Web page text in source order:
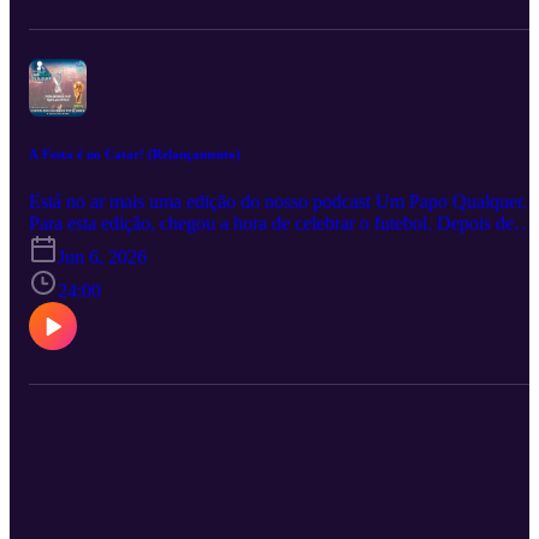
– mp3@128 kbps; publicado originalmente em 04/12/2022 e
republicado em 06/06/2026 Participação: Ricardo Marques, Michel
Vieira e Luiz Felipe Pereira Edição e Pós-Produção: Ricardo
A Festa é no Catar! (Relançamento)
Está no ar mais uma edição do nosso podcast Um Papo Qualquer.
Para esta edição, chegou a hora de celebrar o futebol. Depois de
mais de 4 anos de espera está na hora de começar a Copa do
FIFA de 2022. E a festa é no Catar, um pequeno país do Oriente
Médio, com muito dinheiro para organizar o evento, mas com
pouquíssima tradição no esporte bretão. No episódio contamos um
pouco de como será nossa cobertura da copa e também das
principais informações para que você possa curtir o evento.
Jun 6, 2026
24:00